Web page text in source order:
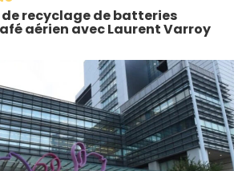
de recyclage de batteries
aérien avec Laurent Varroy